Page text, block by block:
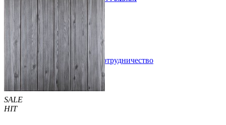
109 грн /шт 170 грн /шт
Купить В закладки Сотрудничество
SALE
HIT